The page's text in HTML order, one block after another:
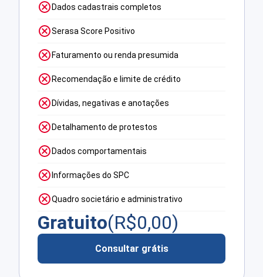
Dados cadastrais completos
Serasa Score Positivo
Faturamento ou renda presumida
Recomendação e limite de crédito
Dívidas, negativas e anotações
Detalhamento de protestos
Dados comportamentais
Informações do SPC
Quadro societário e administrativo
Gratuito(R$0,00)
Consultar grátis